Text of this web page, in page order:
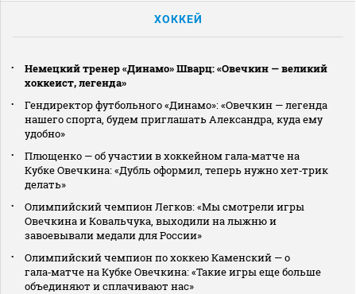
ХОККЕЙ
Немецкий тренер «Динамо» Шварц: «Овечкин — великий
хоккеист, легенда»
Гендиректор футбольного «Динамо»: «Овечкин — легенда
нашего спорта, будем приглашать Александра, куда ему
удобно»
Плющенко — об участии в хоккейном гала‑матче на
Кубке Овечкина: «Дубль оформил, теперь нужно хет‑трик
делать»
Олимпийский чемпион Легков: «Мы смотрели игры
Овечкина и Ковальчука, выходили на лыжню и
завоевывали медали для России»
Олимпийский чемпион по хоккею Каменский — о
гала‑матче на Кубке Овечкина: «Такие игры еще больше
объединяют и сплачивают нас»